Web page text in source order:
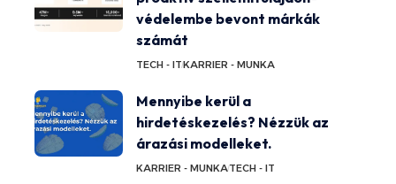
védelembe bevont márkák
számát
TECH - ITKARRIER - MUNKA
Mennyibe kerül a
hirdetéskezelés? Nézzük az
árazási modelleket.
KARRIER - MUNKATECH - IT